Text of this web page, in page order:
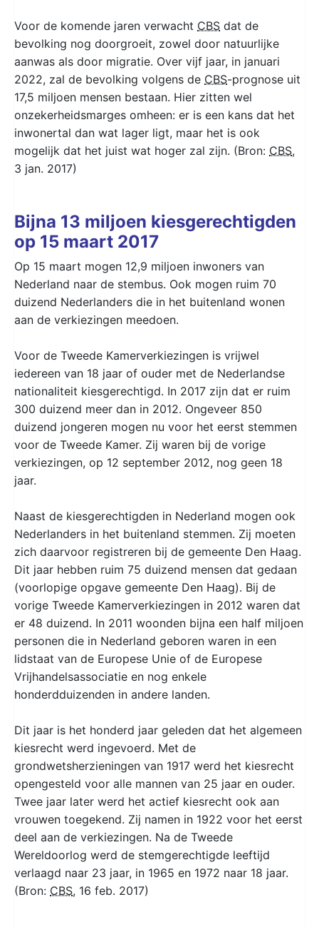
Voor de komende jaren verwacht CBS dat de
bevolking nog doorgroeit, zowel door natuurlijke
aanwas als door migratie. Over vijf jaar, in januari
2022, zal de bevolking volgens de CBS-prognose uit
17,5 miljoen mensen bestaan. Hier zitten wel
onzekerheidsmarges omheen: er is een kans dat het
inwonertal dan wat lager ligt, maar het is ook
mogelijk dat het juist wat hoger zal zijn. (Bron: CBS,
3 jan. 2017)
Bijna 13 miljoen kiesgerechtigden
op 15 maart 2017
Op 15 maart mogen 12,9 miljoen inwoners van
Nederland naar de stembus. Ook mogen ruim 70
duizend Nederlanders die in het buitenland wonen
aan de verkiezingen meedoen.
Voor de Tweede Kamerverkiezingen is vrijwel
iedereen van 18 jaar of ouder met de Nederlandse
nationaliteit kiesgerechtigd. In 2017 zijn dat er ruim
300 duizend meer dan in 2012. Ongeveer 850
duizend jongeren mogen nu voor het eerst stemmen
voor de Tweede Kamer. Zij waren bij de vorige
verkiezingen, op 12 september 2012, nog geen 18
jaar.
Naast de kiesgerechtigden in Nederland mogen ook
Nederlanders in het buitenland stemmen. Zij moeten
zich daarvoor registreren bij de gemeente Den Haag.
Dit jaar hebben ruim 75 duizend mensen dat gedaan
(voorlopige opgave gemeente Den Haag). Bij de
vorige Tweede Kamerverkiezingen in 2012 waren dat
er 48 duizend. In 2011 woonden bijna een half miljoen
personen die in Nederland geboren waren in een
lidstaat van de Europese Unie of de Europese
Vrijhandelsassociatie en nog enkele
honderdduizenden in andere landen.
Dit jaar is het honderd jaar geleden dat het algemeen
kiesrecht werd ingevoerd. Met de
grondwetsherzieningen van 1917 werd het kiesrecht
opengesteld voor alle mannen van 25 jaar en ouder.
Twee jaar later werd het actief kiesrecht ook aan
vrouwen toegekend. Zij namen in 1922 voor het eerst
deel aan de verkiezingen. Na de Tweede
Wereldoorlog werd de stemgerechtigde leeftijd
verlaagd naar 23 jaar, in 1965 en 1972 naar 18 jaar.
(Bron: CBS, 16 feb. 2017)